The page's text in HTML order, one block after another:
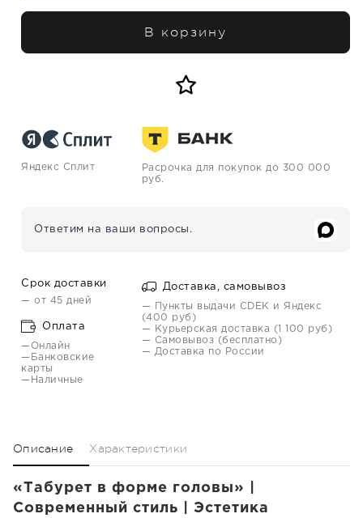
В корзину
Яндекс Сплит
Расрочка для покупок до 300 000
руб.
Ответим на ваши вопросы.
Срок доставки
— от 45 дней
Оплата
—Онлайн
—Банковские
карты
—Наличные
Доставка, самовывоз
— Пункты выдачи CDEK и Яндекс
(400 руб)
— Курьерская доставка (1 100 руб)
— Самовывоз (бесплатно)
— Доставка по России
Описание Характеристики
«Табурет в форме головы» |
Современный стиль | Эстетика